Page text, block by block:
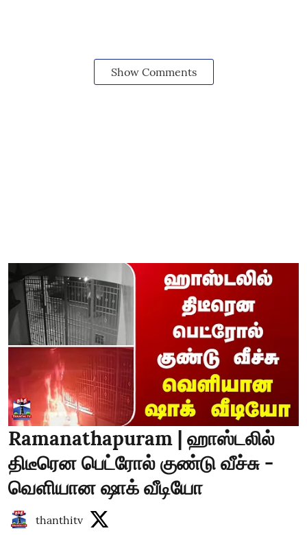
Show Comments
Ramanathapuram | ஹாஸ்டலில்
திடீரென பெட்ரோல் குண்டு வீச்சு -
வெளியான ஷாக் வீடியோ
thanthitv